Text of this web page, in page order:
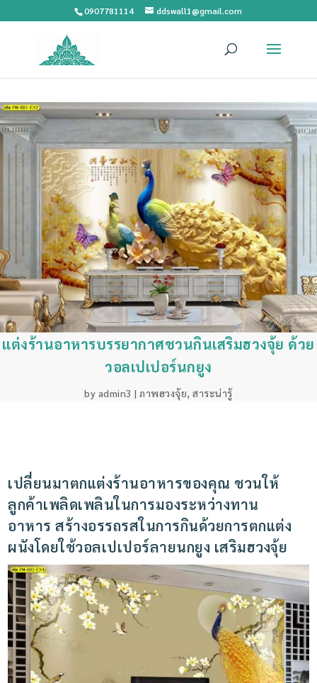
0907781114 ddswall1@gmail.com
แต่งร้านอาหารบรรยากาศชวนกินเสริมฮวงจุ้ย ด้วย
วอลเปเปอร์นกยูง
by admin3 |ภาพฮวงจุ้ย,สาระน่ารู้
เปลี่ยนมาตกแต่งร้านอาหารของคุณ ชวนให้
ลูกค้าเพลิดเพลินในการมองระหว่างทาน
อาหาร สร้างอรรถรสในการกินด้วยการตกแต่ง
ผนังโดยใช้วอลเปเปอร์ลายนกยูง เสริมฮวงจุ้ย